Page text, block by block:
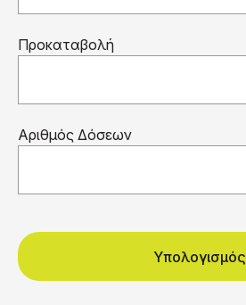
Προκαταβολή
Αριθμός Δόσεων
Υπολογισμός